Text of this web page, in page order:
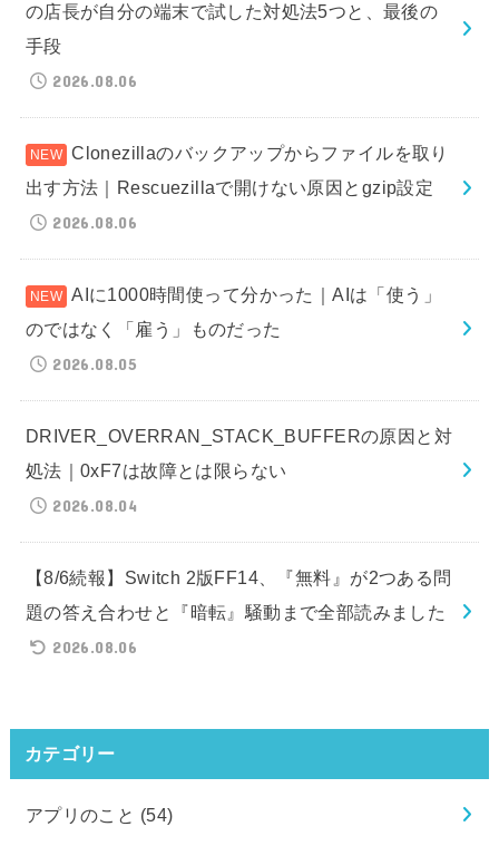
の店長が自分の端末で試した対処法5つと、最後の
手段
2026.08.06
Clonezillaのバックアップからファイルを取り
出す方法｜Rescuezillaで開けない原因とgzip設定
2026.08.06
AIに1000時間使って分かった｜AIは「使う」
のではなく「雇う」ものだった
2026.08.05
DRIVER_OVERRAN_STACK_BUFFERの原因と対
処法｜0xF7は故障とは限らない
2026.08.04
【8/6続報】Switch 2版FF14、『無料』が2つある問
題の答え合わせと『暗転』騒動まで全部読みました
2026.08.06
カテゴリー
アプリのこと (54)